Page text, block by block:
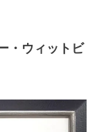
・ウィットビ